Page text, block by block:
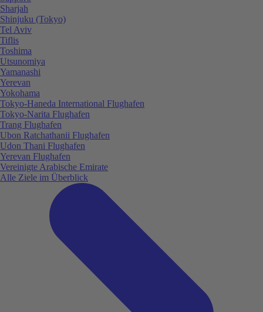
Sharjah
Shinjuku (Tokyo)
Tel Aviv
Tiflis
Toshima
Utsunomiya
Yamanashi
Yerevan
Yokohama
Tokyo-Haneda International Flughafen
Tokyo-Narita Flughafen
Trang Flughafen
Ubon Ratchathanii Flughafen
Udon Thani Flughafen
Yerevan Flughafen
Vereinigte Arabische Emirate
Alle Ziele im Überblick